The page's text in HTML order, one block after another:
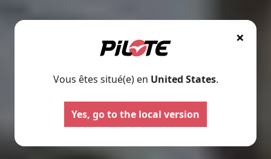
×
Vous êtes situé(e) en United States.
Yes, go to the local version